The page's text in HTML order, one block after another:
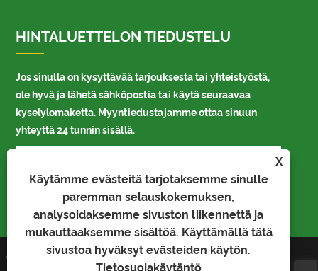
X
Käytämme evästeitä tarjotaksemme sinulle
paremman selauskokemuksen,
analysoidaksemme sivuston liikennettä ja
mukauttaaksemme sisältöä. Käyttämällä tätä
sivustoa hyväksyt evästeiden käytön.
Tietosuojakäytäntö
HINTALUETTELON TIEDUSTELU
Jos sinulla on kysyttävää tarjouksesta tai yhteistyöstä,
ole hyvä ja lähetä sähköpostia tai käytä seuraavaa
kyselylomaketta. Myyntiedustajamme ottaa sinuun
yhteyttä 24 tunnin sisällä.
Copyright © 2023 Kaiyu Package
Links